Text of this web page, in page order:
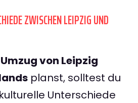
ZWISCHEN LEIPZIG UND
Umzug von Leipzig
planst, solltest du
Unterschiede